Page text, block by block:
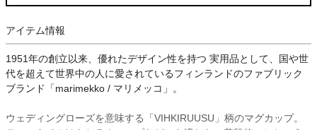
アイテム情報
1951年の創立以来、優れたデザイン性を持つ 実用品として、国や世
代を超えて世界中の人に愛されているフィンランドのファブリック
ブランド「marimekko / マリメッコ」。
ウェディングローズを意味する「VIHKIRUUSU」柄のマグカップ。